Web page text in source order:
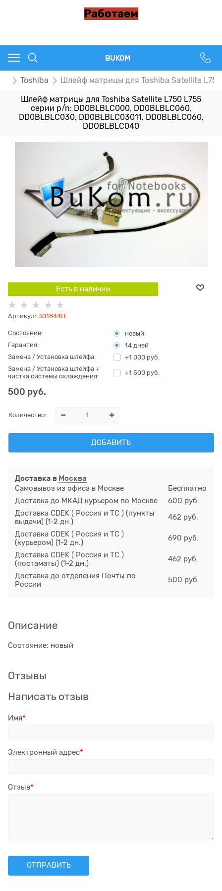
Работаем
BUKOM
Toshiba Шлейф матрицы для Toshiba Satellite
Шлейф матрицы для Toshiba Satellite L750 L755
серии p/n: DD0BLBLC000, DD0BLBLC060,
DD0BLBLC030, DD0BLBLC03011, DD0BLBLC060,
DDOBLBLC040
Есть в наличии
Артикул: 301844H
Состояние:
новый
Гарантия:
14 дней
Замена / Установка шлейфа:
+1 000 руб.
Замена / Установка шлейфа +
чистка системы охлаждения:
+1 500 руб.
500 руб.
Количество:
ДОБАВИТЬ
Доставка в Москва
Самовывоз из офиса в Москве
Бесплатно
Доставка до МКАД курьером по Москве
600 руб.
Доставка CDEK ( Россия и ТС ) (пункты
выдачи) (1-2 дн.)
462 руб.
Доставка CDEK ( Россия и ТС )
(курьером) (1-2 дн.)
690 руб.
Доставка CDEK ( Россия и ТС )
(постаматы) (1-2 дн.)
462 руб.
Доставка до отделения Почты по
России
500 руб.
Описание
Состояние: новый
Отзывы
Написать отзыв
Имя
Электронный адрес
Отзыв